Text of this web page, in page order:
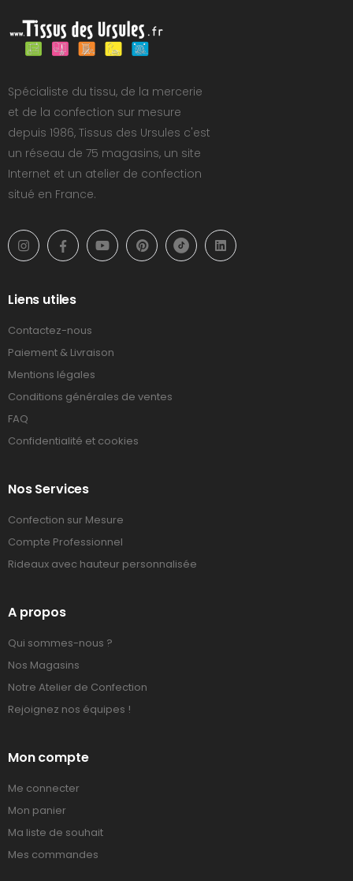
Spécialiste du tissu, de la mercerie
et de la confection sur mesure
depuis 1986, Tissus des Ursules c'est
un réseau de 75 magasins, un site
Internet et un atelier de confection
situé en France.
Liens utiles
Contactez-nous
Paiement & Livraison
Mentions légales
Conditions générales de ventes
FAQ
Confidentialité et cookies
Nos Services
Confection sur Mesure
Compte Professionnel
Rideaux avec hauteur personnalisée
A propos
Qui sommes-nous ?
Nos Magasins
Notre Atelier de Confection
Rejoignez nos équipes !
Mon compte
Me connecter
Mon panier
Ma liste de souhait
Mes commandes